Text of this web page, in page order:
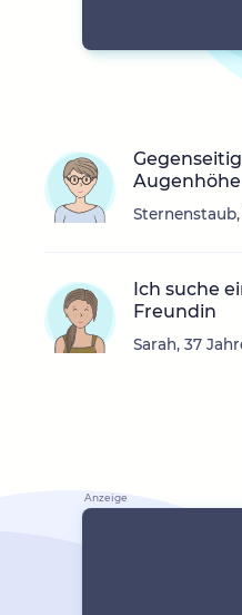
Augenhöhe
Ich suche
Freundin
Sarah, 37